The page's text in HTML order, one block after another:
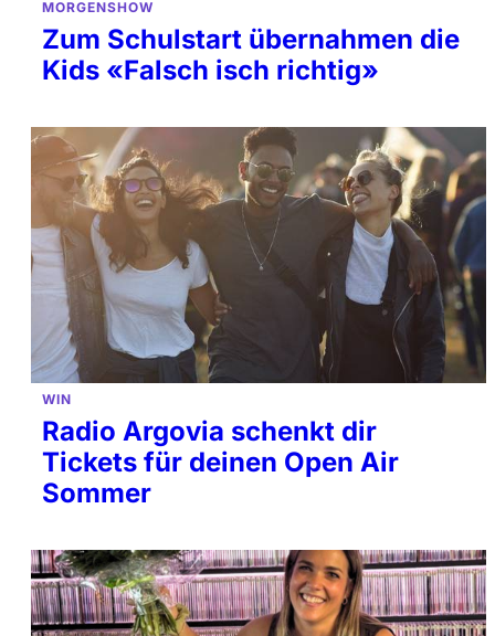
MORGENSHOW
Zum Schulstart übernahmen die
Kids «Falsch isch richtig»
WIN
Radio Argovia schenkt dir
Tickets für deinen Open Air
Sommer